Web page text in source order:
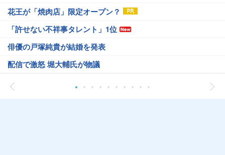
花王が「焼肉店」限定オープン？
「許せない不祥事タレント」1位
俳優の戸塚純貴が結婚を発表
配信で激怒 堀大輔氏が物議